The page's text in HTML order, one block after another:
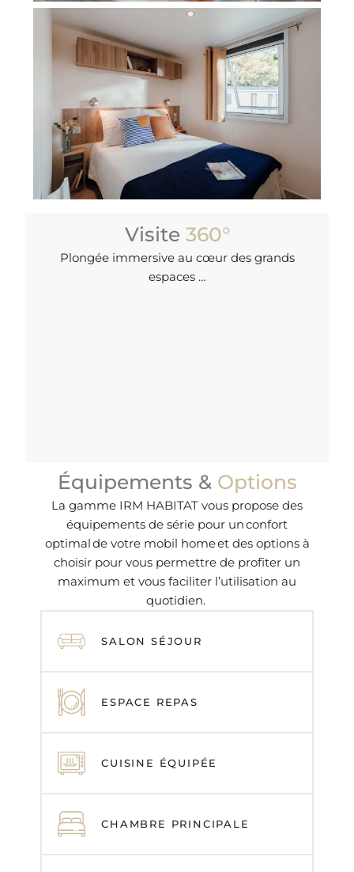
Visite 360°
Plongée immersive au cœur des grands
espaces …
Équipements & Options
La gamme IRM HABITAT vous propose des
équipements de série pour un confort
optimal de votre mobil home et des options à
choisir pour vous permettre de profiter un
maximum et vous faciliter l’utilisation au
quotidien.
SALON SÉJOUR
ESPACE REPAS
CUISINE ÉQUIPÉE
CHAMBRE PRINCIPALE